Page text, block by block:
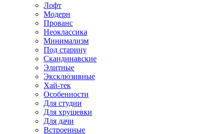
Лофт
Модерн
Прованс
Неоклассика
Минимализм
Под старину
Скандинавские
Элитные
Эксклюзивные
Хай-тек
Особенности
Для студии
Для хрущевки
Для дачи
Встроенные